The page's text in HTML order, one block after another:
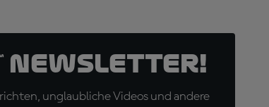
Newsletter!
unglaubliche Videos und andere